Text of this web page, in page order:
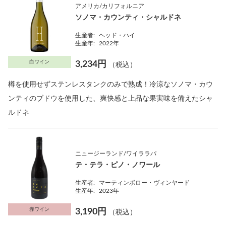
白ワイン
アメリカ/カリフォルニア
ソノマ・カウンティ・シャルドネ
生産者:
ヘッド・ハイ
生産年:
2022年
3,234円 （税込）
樽を使用せずステンレスタンクのみで熟成！冷涼なソノマ・カウ
ンティのブドウを使用した、爽快感と上品な果実味を備えたシャ
ルドネ
赤ワイン
ニュージーランド/ワイララパ
テ・テラ・ピノ・ノワール
生産者:
マーティンボロー・ヴィンヤード
生産年:
2023年
3,190円 （税込）